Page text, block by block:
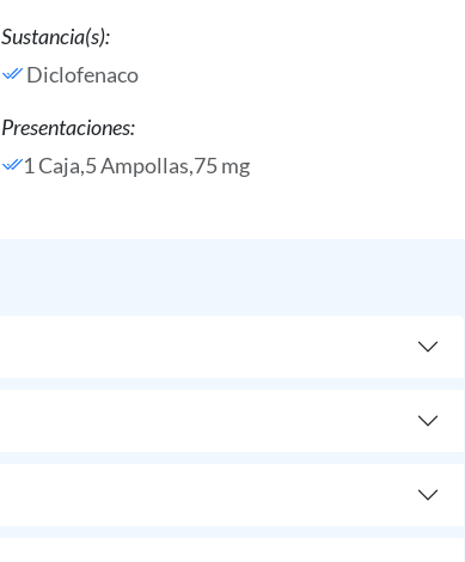
Sustancia(s):
Diclofenaco
Presentaciones:
1 Caja,5 Ampollas,75 mg